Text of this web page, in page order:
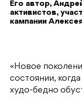
Его автор,
активистов,
кампании
«Новое
состоянии,
худо-бедно